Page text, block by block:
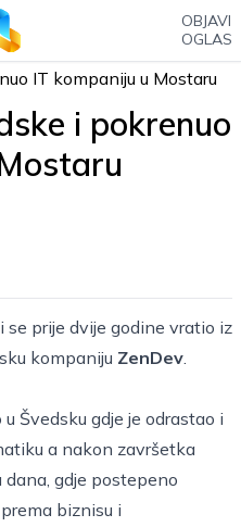
OBJAVI
OGLAS
i pokrenuo
se prije dvije godine vratio iz
kompaniju ZenDev.
Švedsku gdje je odrastao i
a nakon završetka
dana, gdje postepeno
biznisu i